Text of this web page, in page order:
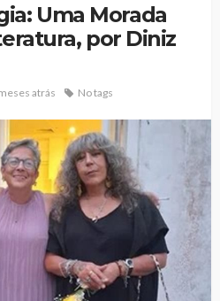
Uma Morada
por Diniz
atrás No tags